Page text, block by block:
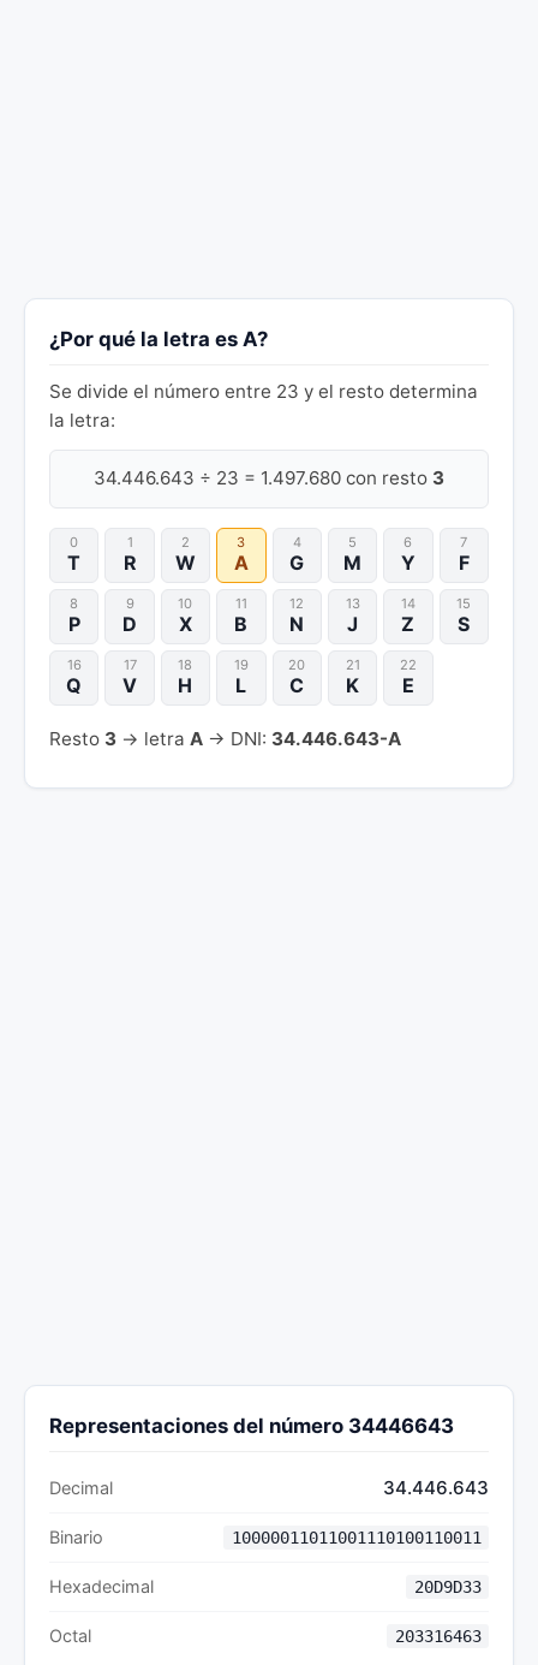
¿Por qué la letra es A?
Se divide el número entre 23 y el resto determina
la letra:
34.446.643 ÷ 23 = 1.497.680 con resto 3
0
T
1
R
2
W
3
A
4
G
5
M
6
Y
7
F
8
P
9
D
10
X
11
B
12
N
13
J
14
Z
15
S
16
Q
17
V
18
H
19
L
20
C
21
K
22
E
Resto 3 → letra A → DNI: 34.446.643-A
Representaciones del número 34446643
Decimal 34.446.643
Binario 10000011011001110100110011
Hexadecimal 20D9D33
Octal 203316463